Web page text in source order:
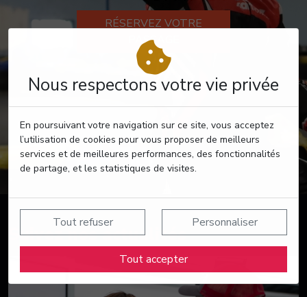
Nous respectons votre vie privée
En poursuivant votre navigation sur ce site, vous acceptez
l’utilisation de cookies pour vous proposer de meilleurs
services et de meilleures performances, des fonctionnalités
de partage, et les statistiques de visites.
Tout refuser Personnaliser
Tout accepter
RÉSERVEZ VOTRE
PASSAGE
Suivez nos actualités